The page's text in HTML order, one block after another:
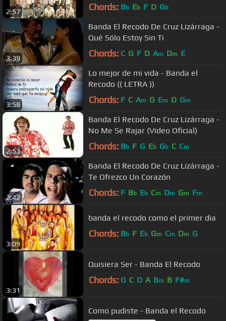
2:57 Chords: Bb Eb F D Gb
3:39
Banda El Recodo De Cruz Lizárraga -
Qué Sólo Estoy Sin Ti
Chords: C G F D Am Dm E
3:58
Lo mejor de mi vida - Banda el
Recodo (( LETRA ))
Chords: F C Am G Em D Gm
2:53
Banda El Recodo De Cruz Lizárraga -
No Me Se Rajar (Video Oficial)
Chords: Bb F G Eb Gb C Cm
2:42
Banda El Recodo De Cruz Lizárraga -
Te Ofrezco Un Corazón
Chords: F Bb Eb Cm Dm Gm Fm
3:09
banda el recodo como el primer dia
Chords: Bb F Eb Gm Cm Dm G
3:31
Quisiera Ser - Banda El Recodo
Chords: G C D A Bm B F#m
Como pudiste - Banda el Recodo